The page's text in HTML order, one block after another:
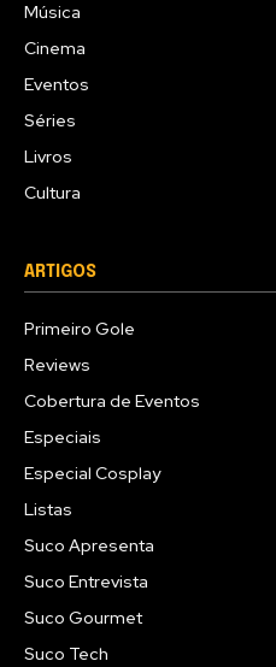
Música
Cinema
Eventos
Séries
Livros
Cultura
ARTIGOS
Primeiro Gole
Reviews
Cobertura de Eventos
Especiais
Especial Cosplay
Listas
Suco Apresenta
Suco Entrevista
Suco Gourmet
Suco Tech